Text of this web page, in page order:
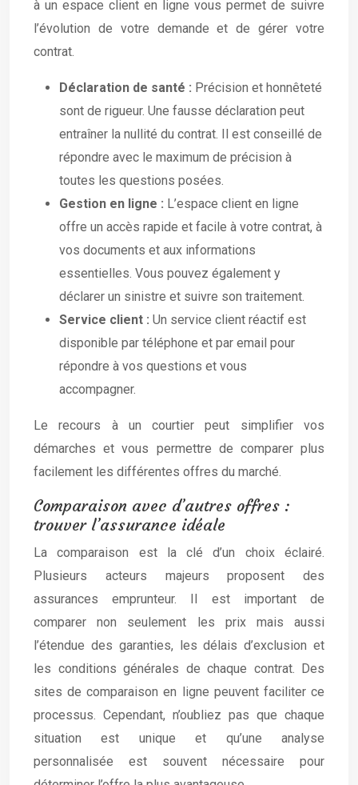
à un espace client en ligne vous permet de suivre
l’évolution de votre demande et de gérer votre
contrat.
Déclaration de santé : Précision et honnêteté
sont de rigueur. Une fausse déclaration peut
entraîner la nullité du contrat. Il est conseillé de
répondre avec le maximum de précision à
toutes les questions posées.
Gestion en ligne : L’espace client en ligne
offre un accès rapide et facile à votre contrat, à
vos documents et aux informations
essentielles. Vous pouvez également y
déclarer un sinistre et suivre son traitement.
Service client : Un service client réactif est
disponible par téléphone et par email pour
répondre à vos questions et vous
accompagner.
Le recours à un courtier peut simplifier vos
démarches et vous permettre de comparer plus
facilement les différentes offres du marché.
Comparaison avec d’autres offres :
trouver l’assurance idéale
La comparaison est la clé d’un choix éclairé.
Plusieurs acteurs majeurs proposent des
assurances emprunteur. Il est important de
comparer non seulement les prix mais aussi
l’étendue des garanties, les délais d’exclusion et
les conditions générales de chaque contrat. Des
sites de comparaison en ligne peuvent faciliter ce
processus. Cependant, n’oubliez pas que chaque
situation est unique et qu’une analyse
personnalisée est souvent nécessaire pour